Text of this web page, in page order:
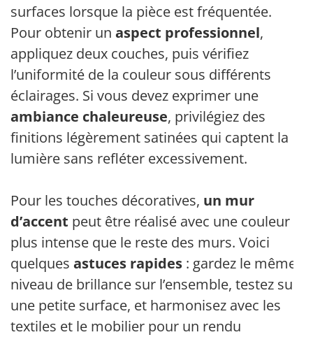
surfaces lorsque la pièce est fréquentée.
Pour obtenir un aspect professionnel,
appliquez deux couches, puis vérifiez
l’uniformité de la couleur sous différents
éclairages. Si vous devez exprimer une
ambiance chaleureuse, privilégiez des
finitions légèrement satinées qui captent la
lumière sans refléter excessivement.
Pour les touches décoratives, un mur
d’accent peut être réalisé avec une couleur
plus intense que le reste des murs. Voici
quelques astuces rapides : gardez le même
niveau de brillance sur l’ensemble, testez sur
une petite surface, et harmonisez avec les
textiles et le mobilier pour un rendu